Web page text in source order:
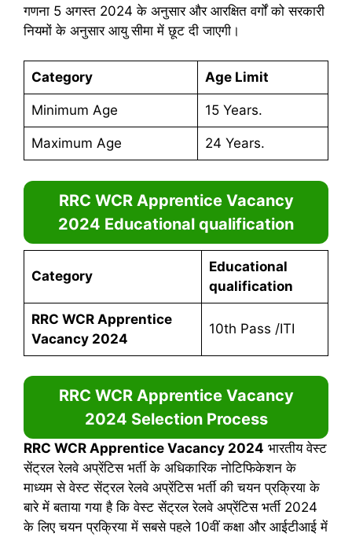
गणना 5 अगस्त 2024 के अनुसार और आरक्षित वर्गों को सरकारी
नियमों के अनुसार आयु सीमा में छूट दी जाएगी।
Category Age Limit
Minimum Age 15 Years.
Maximum Age 24 Years.
RRC WCR Apprentice Vacancy
2024 Educational qualification
Category
Educational
qualification
RRC WCR Apprentice
Vacancy 2024
10th Pass /ITI
RRC WCR Apprentice Vacancy
2024 Selection Process
RRC WCR Apprentice Vacancy 2024 भारतीय वेस्ट
सेंट्रल रेलवे अप्रेंटिस भर्ती के अधिकारिक नोटिफिकेशन के
माध्यम से वेस्ट सेंट्रल रेलवे अप्रेंटिस भर्ती की चयन प्रक्रिया के
बारे में बताया गया है कि वेस्ट सेंट्रल रेलवे अप्रेंटिस भर्ती 2024
के लिए चयन प्रक्रिया में सबसे पहले 10वीं कक्षा और आईटीआई में